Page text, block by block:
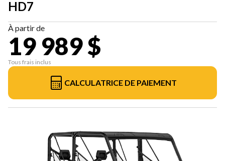
HD7
À partir de
19 989 $
Tous frais inclus
CALCULATRICE DE PAIEMENT